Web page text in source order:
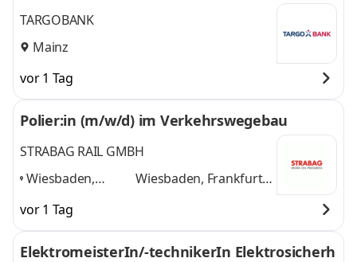
n – Mainz (01.08.2027)
TARGOBANK
Mainz
vor 1 Tag
Polier:in (m/w/d) im Verkehrswegebau
STRABAG RAIL GMBH
Wiesbaden,
Main, Mainz,
Darmstadt,
Wiesbaden, Frankfurt
weitere
vor 1 Tag
ElektromeisterIn/-technikerIn Elektrosicherh